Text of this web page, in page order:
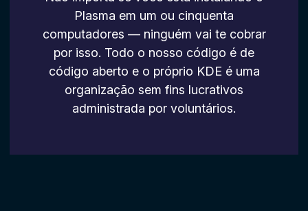
Plasma em um ou cinquenta
computadores — ninguém vai te cobrar
por isso. Todo o nosso código é de
código aberto e o próprio KDE é uma
organização sem fins lucrativos
administrada por voluntários.